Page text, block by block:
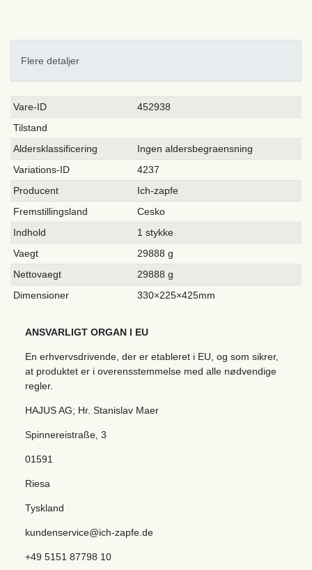
Flere detaljer
Ceres::Template.singleItemTechnicalDataAttribute
Ceres::Template.singleItemTechnicalDataValue
Vare-ID
452938
Tilstand
Aldersklassificering
Ingen aldersbegraensning
Variations-ID
4237
Producent
Ich-zapfe
Fremstillingsland
Cesko
Indhold
1 stykke
Vaegt
29888 g
Nettovaegt
29888 g
Dimensioner
330×225×425mm
ANSVARLIGT ORGAN I EU
En erhvervsdrivende, der er etableret i EU, og som sikrer,
at produktet er i overensstemmelse med alle nødvendige
regler.
HAJUS AG; Hr. Stanislav Maer
Spinnereistraße 3
01591
Riesa
Tyskland
kundenservice@ich-zapfe.de
+49 5151 87798 10